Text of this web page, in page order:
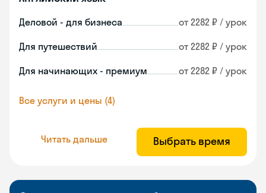
Деловой - для бизнеса от 2282 ₽ / урок
Для путешествий от 2282 ₽ / урок
Для начинающих - премиум от 2282 ₽ / урок
Все услуги и цены (4)
Читать дальше Выбрать время